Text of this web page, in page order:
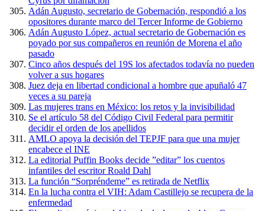
Adán Augusto, secretario de Gobernación, respondió a los
opositores durante marco del Tercer Informe de Gobierno
Adán Augusto López, actual secretario de Gobernación es
poyado por sus compañeros en reunión de Morena el año
pasado
Cinco años después del 19S los afectados todavía no pueden
volver a sus hogares
Juez deja en libertad condicional a hombre que apuñaló 47
veces a su pareja
Las mujeres trans en México: los retos y la invisibilidad
Se el artículo 58 del Código Civil Federal para permitir
decidir el orden de los apellidos
AMLO apoya la decisión del TEPJF para que una mujer
encabece el INE
La editorial Puffin Books decide ”editar” los cuentos
infantiles del escritor Roald Dahl
La función “Sorpréndeme” es retirada de Netflix
En la lucha contra el VIH: Adam Castillejo se recupera de la
enfermedad